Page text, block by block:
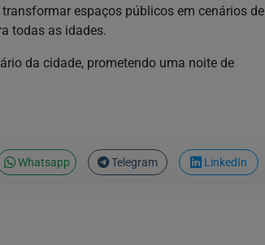
espaços públicos em cenários de
todas as idades.
da cidade, prometendo uma noite de
Whatsapp Telegram LinkedIn